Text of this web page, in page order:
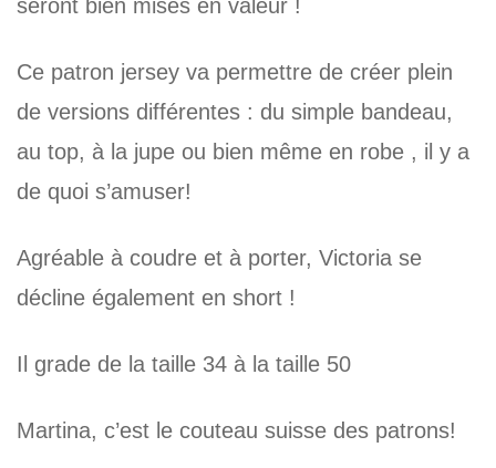
seront bien mises en valeur !
Ce patron jersey va permettre de créer plein
de versions différentes : du simple bandeau,
au top, à la jupe ou bien même en robe , il y a
de quoi s’amuser!
Agréable à coudre et à porter, Victoria se
décline également en short !
Il grade de la taille 34 à la taille 50
Martina, c’est le couteau suisse des patrons!